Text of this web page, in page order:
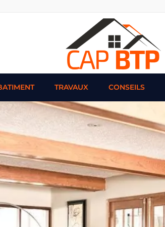
TRAVAUX CONSEILS